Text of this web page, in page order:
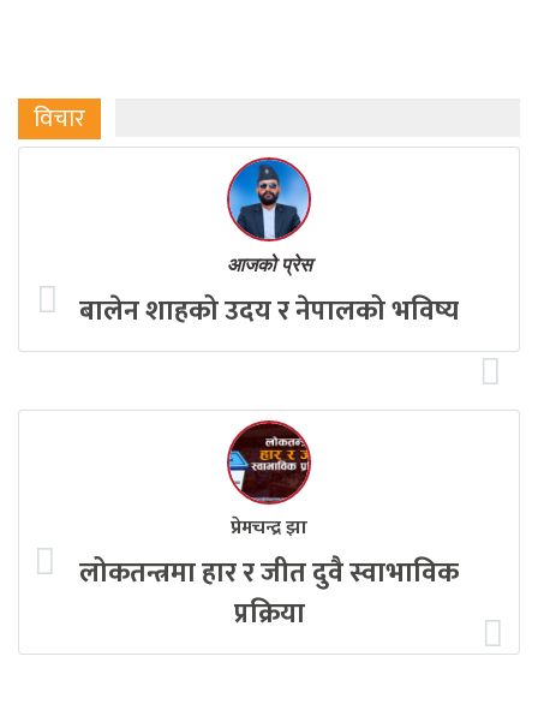
विचार
आजको प्रेस
बालेन शाहको उदय र नेपालको भविष्य
प्रेमचन्द्र झा
लोकतन्त्रमा हार र जीत दुवै स्वाभाविक
प्रक्रिया